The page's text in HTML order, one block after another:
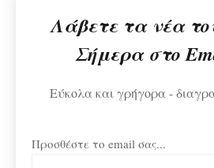
Λάβετε τα νέα
Σήμερα στο
Εύκολα και γρήγορα -
Προσθέστε το email σας...